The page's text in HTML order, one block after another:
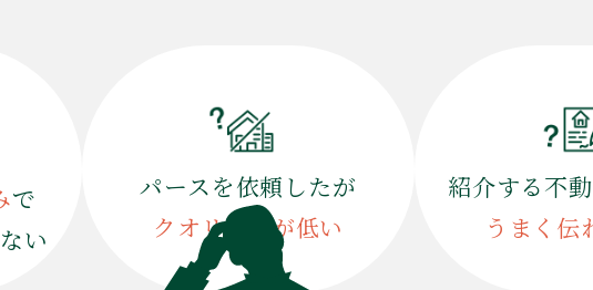
で
い
パースを依頼したが
クオリティが低い
紹介する不
うまく伝